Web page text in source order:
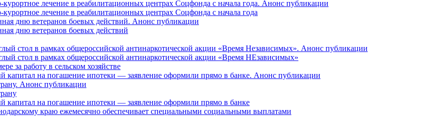
лечение в реабилитационных центрах Соцфонда с начала года. Анонс публикации
лечение в реабилитационных центрах Соцфонда с начала года
дню ветеранов боевых действий. Анонс публикации
дню ветеранов боевых действий
стол в рамках общероссийской антинаркотической акции «Время Независимых». Анонс публикации
стол в рамках общероссийской антинаркотической акции «Время НЕзависимых»
за работу в сельском хозяйстве
капитал на погашение ипотеки — заявление оформили прямо в банке. Анонс публикации
Анонс публикации
капитал на погашение ипотеки — заявление оформили прямо в банке
краю ежемесячно обеспечивает специальными социальными выплатами